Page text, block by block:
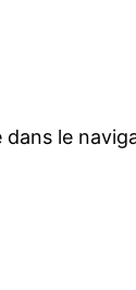
le